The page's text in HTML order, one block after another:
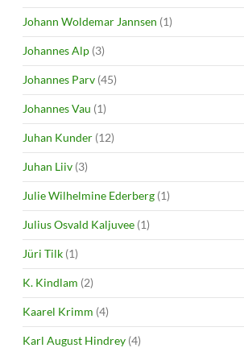
Johann Woldemar Jannsen (1)
Johannes Alp (3)
Johannes Parv (45)
Johannes Vau (1)
Juhan Kunder (12)
Juhan Liiv (3)
Julie Wilhelmine Ederberg (1)
Julius Osvald Kaljuvee (1)
Jüri Tilk (1)
K. Kindlam (2)
Kaarel Krimm (4)
Karl August Hindrey (4)